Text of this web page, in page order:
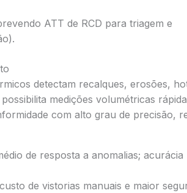
ATT de RCD para triagem e
detectam recalques, erosões,
medições volumétricas
com alto grau de precisão,
de resposta a anomalias; acurácia
de vistorias manuais e maior